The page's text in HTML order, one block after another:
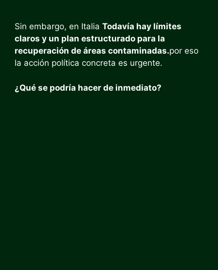
Sin embargo, en Italia Todavía hay límites
claros y un plan estructurado para la
recuperación de áreas contaminadas.por eso
la acción política concreta es urgente.
¿Qué se podría hacer de inmediato?